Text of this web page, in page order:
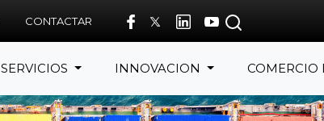
CONTACTAR
SERVICIOS INNOVACION COMERCIO